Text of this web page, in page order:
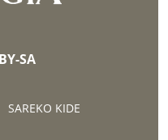
SA
SAREKO KIDE